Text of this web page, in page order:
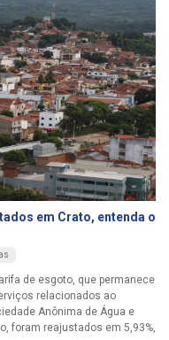
em Crato, entenda o
de esgoto, que permanece
relacionados ao
Anônima de Água e
foram reajustados em 5,93%,